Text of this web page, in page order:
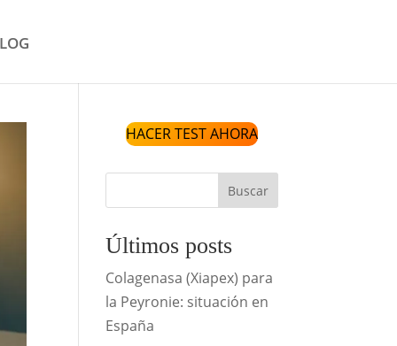
HACER TEST AHORA
Buscar
Últimos posts
Colagenasa (Xiapex) para
la Peyronie: situación en
España